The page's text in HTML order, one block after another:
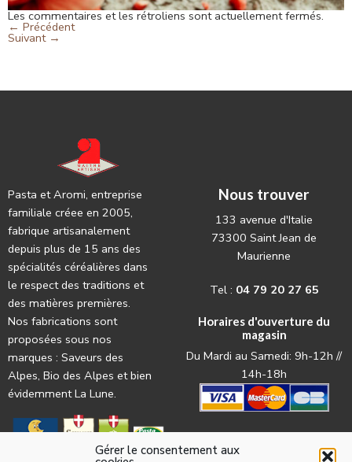
Gérer le consentement aux
Les commentaires et les rétroliens sont actuellement fermés.
← Précédent
Suivant →
Pasta et Aromi, entreprise
familiale créee en 2005,
fabrique artisanalement
depuis plus de 15 ans des
spécialités céréalières dans
le respect des traditions et
des matières premières.
Nos fabrications sont
proposées sous nos
marques : Saveurs des
Alpes, Bio des Alpes et bien
évidemment La Lune.
Nous trouver
133 avenue d'Italie
73300 Saint Jean de
Maurienne
Tel : 04 79 20 27 65
Horaires d'ouverture du
magasin
Du Mardi au Samedi: 9h-12h //
14h-18h